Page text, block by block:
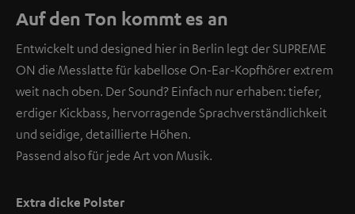
Auf den Ton kommt es an
Entwickelt und designed hier in Berlin legt der SUPREME
ON die Messlatte für kabellose On-Ear-Kopfhörer extrem
weit nach oben. Der Sound? Einfach nur erhaben: tiefer,
erdiger Kickbass, hervorragende Sprachverständlichkeit
und seidige, detaillierte Höhen.
Passend also für jede Art von Musik.
Extra dicke Polster